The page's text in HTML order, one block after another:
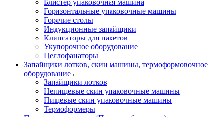
Блистер упаковочная машина
Горизонтальные упаковочные машины
Горячие столы
Индукционные запайщики
Клипсаторы для пакетов
Укупорочное оборудование
Целлофанаторы
Запайщики лотков, скин машины, термоформовочное
оборудование
Запайщики лотков
Непищевые скин упаковочные машины
Пищевые скин упаковочные машины
Термоформеры